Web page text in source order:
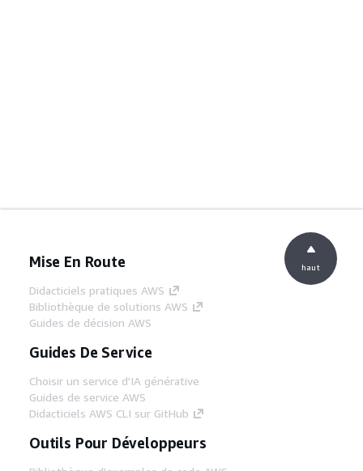
Mise En Route
Didacticiels pratiques AWS
Bibliothèque de solutions AWS
Guides de décision AWS
Guides De Service
Choisir un service d'IA générative
Guides de service AWS
Didacticiels AWS CLI sur GitHub
Outils Pour Développeurs
haut